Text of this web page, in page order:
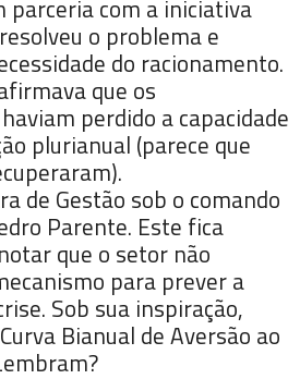
parceria com a iniciativa
o problema e
do racionamento.
que os
perdido a capacidade
plurianual (parece que
de Gestão sob o comando
Parente. Este fica
que o setor não
para prever a
Sob sua inspiração,
Bianual de Aversão ao